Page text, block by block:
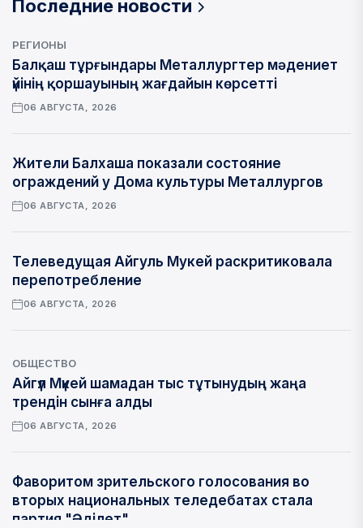
Последние новости
РЕГИОНЫ
Балқаш тұрғындары Металлургтер мәдениет
үйінің қоршауының жағдайын көрсетті
06 АВГУСТА, 2026
Жители Балхаша показали состояние
ограждений у Дома культуры Металлургов
06 АВГУСТА, 2026
Телеведущая Айгуль Мукей раскритиковала
перепотребление
06 АВГУСТА, 2026
ОБЩЕСТВО
Айгүл Мүкей шамадан тыс тұтынудың жаңа
трендін сынға алды
06 АВГУСТА, 2026
Фаворитом зрительского голосования во
вторых национальных теледебатах стала
партия "Әділет"